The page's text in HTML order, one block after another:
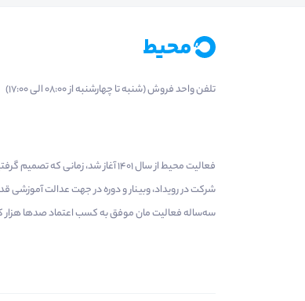
تلفن واحد فروش (شنبه تا چهارشنبه از 08:00 الی 17:00)
فعالیت محیط از سال 1401 آغاز
شرکت در رویداد، وبینار و دوره در جهت عدالت
سه‌ساله فعالیت مان موفق به کسب اعتماد صدها هزار